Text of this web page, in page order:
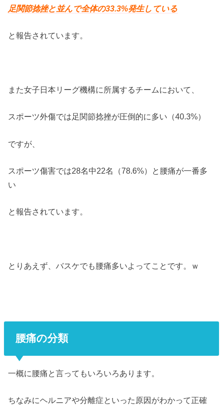
足関節捻挫と並んで全体の33.3%発生している
と報告されています。
また女子日本リーグ機構に所属するチームにおいて、
スポーツ外傷では足関節捻挫が圧倒的に多い（40.3%）
ですが、
スポーツ傷害では28名中22名（78.6%）と腰痛が一番多
い
と報告されています。
とりあえず、バスケでも腰痛多いよってことです。ｗ
腰痛の分類
一概に腰痛と言ってもいろいろあります。
ちなみにヘルニアや分離症といった原因がわかって正確